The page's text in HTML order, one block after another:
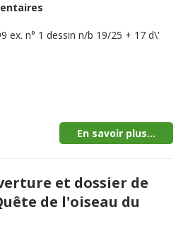
ex. n° 1 dessin n/b 19/25 + 17 d\'
En savoir plus...
et dossier de
de l'oiseau du